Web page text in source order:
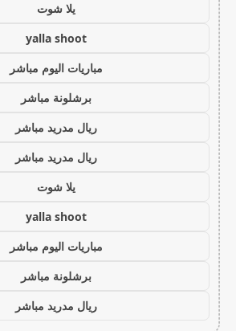
يلا شوت
yalla shoot
مباريات اليوم مباشر
برشلونة مباشر
ريال مدريد مباشر
ريال مدريد مباشر
يلا شوت
yalla shoot
مباريات اليوم مباشر
برشلونة مباشر
ريال مدريد مباشر